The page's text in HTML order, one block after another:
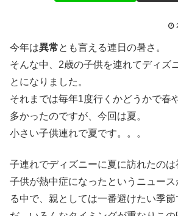
今年は異常とも言える連日の暑さ。
そんな中、2歳の子供を連れてディズ
とになりました。
それまでは毎年1度行くかどうかで春
多かったのですが、今回は夏。
小さい子供連れで夏です。。。
子連れでディズニーに夏に訪れたのは
子供が熱中症になったというニュー
る中で、親としては一番避けたい季